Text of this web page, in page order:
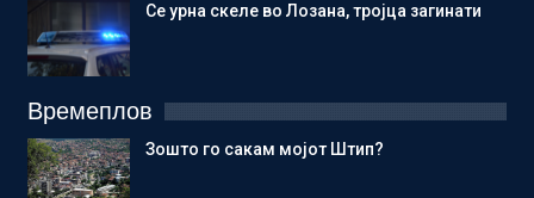
Се урна скеле во Лозана, тројца загинати
Времеплов
Зошто го сакам мојот Штип?